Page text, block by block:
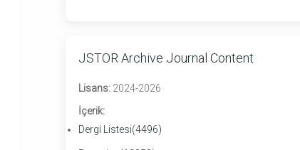
JSTOR Archive Journal Content
Lisans: 2024-2026
İçerik:
Dergi Listesi(4496)